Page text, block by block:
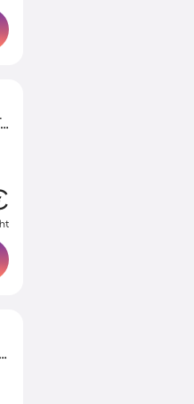
Familienfreundliches tolles Ferienhaus mit Garten, Terrasse und Grill | Hunde erlaubt
Ferienhaus mit Terrasse, Grill und Sauna | Wasserblick